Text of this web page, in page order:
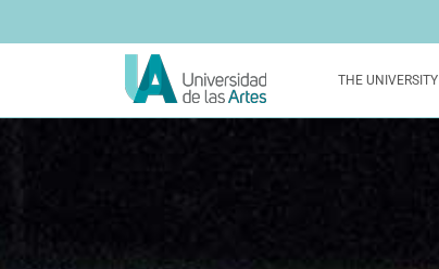
THE UNIVERSITY